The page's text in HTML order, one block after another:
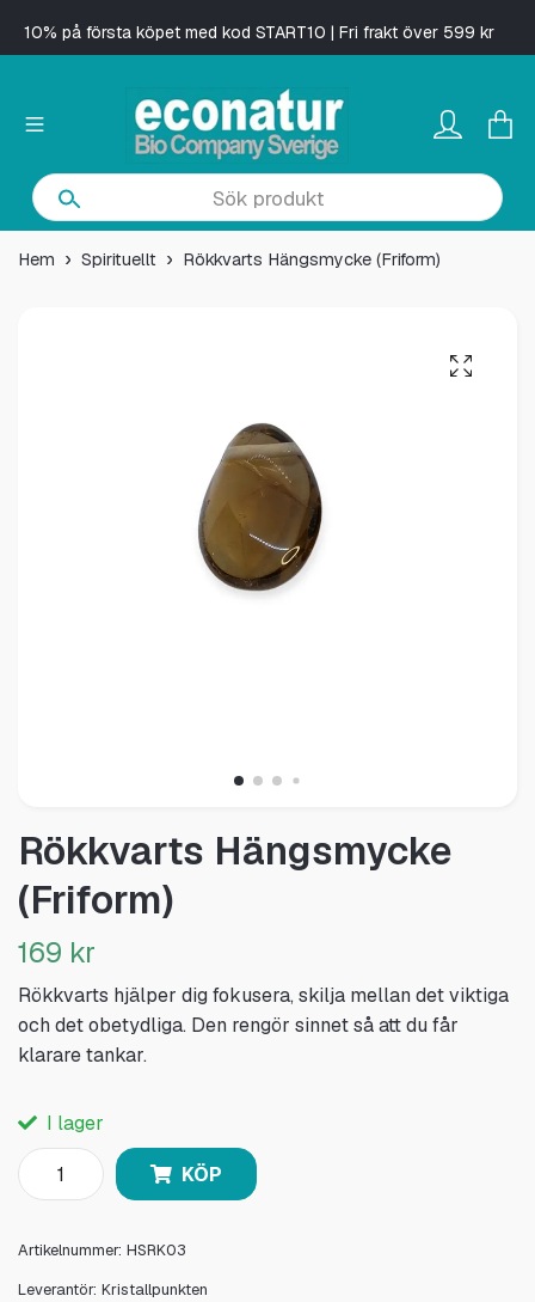
10% på första köpet med kod START10 | Fri frakt över 599 kr
Hem Spirituellt Rökkvarts Hängsmycke (Friform)
Rökkvarts Hängsmycke
(Friform)
169 kr
Rökkvarts hjälper dig fokusera, skilja mellan det viktiga
och det obetydliga. Den rengör sinnet så att du får
klarare tankar.
I lager
KÖP
Artikelnummer: HSRK03
Leverantör: Kristallpunkten